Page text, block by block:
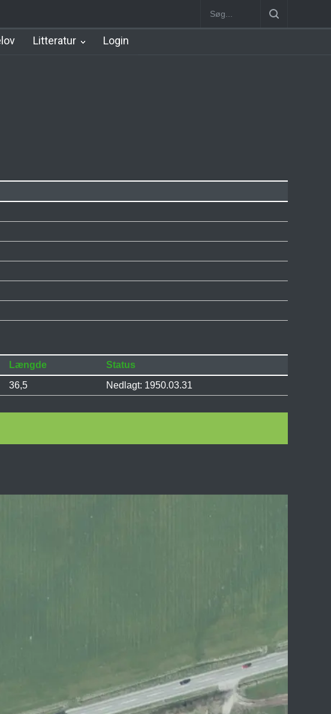
Nørrebro B Station [1886-1930] Nørrebro A Station
Litteratur Login
Længde
Status
36,5 Nedlagt: 1950.03.31